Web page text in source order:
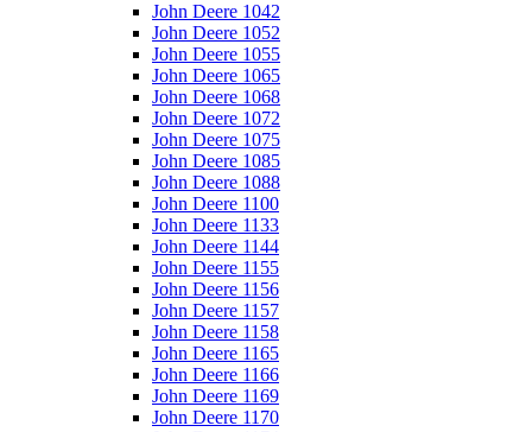
John Deere 1042
John Deere 1052
John Deere 1055
John Deere 1065
John Deere 1068
John Deere 1072
John Deere 1075
John Deere 1085
John Deere 1088
John Deere 1100
John Deere 1133
John Deere 1144
John Deere 1155
John Deere 1156
John Deere 1157
John Deere 1158
John Deere 1165
John Deere 1166
John Deere 1169
John Deere 1170